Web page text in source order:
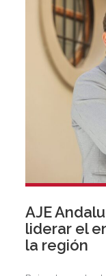
AJE
liderar el
la región